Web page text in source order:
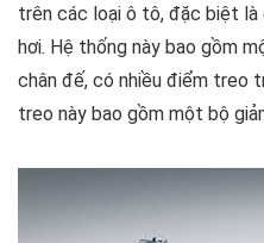
trên các loại ô tô, đặc biệt
hơi. Hệ thống này bao gồm
chân đế, có nhiều điểm treo
treo này bao gồm một bộ